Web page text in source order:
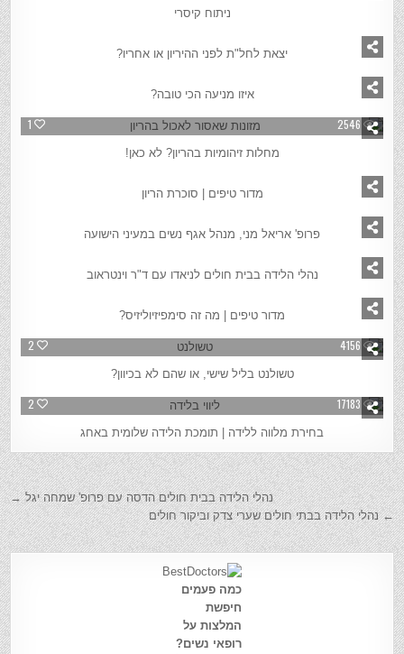
ניתוח קיסרי
יצאת לחל"ת לפני ההיריון או אחריו?
איזו מניעה הכי טובה?
1 2546
מחלות זיהומיות בהריון? לא כאן!
מדור טיפים | סוכרת הריון
פרופ' אריאל מני, מנהל אגף נשים במעיני הישועה
נהלי הלידה בבית חולים לניאדו עם ד"ר וינטראוב
מדור טיפים | מה זה סימפיזיוליזיס?
2 4156
טשולנט בליל שישי, או שהם לא בכיוון?
2 17183
בחירת מלווה ללידה | תומכת הלידה שלומית באחג
נהלי הלידה בבית חולים הדסה עם פרופ' שמחה יגל →
← נהלי הלידה בבתי חולים שערי צדק וביקור חולים
כמה פעמים
חיפשת
המלצות על
רופאי נשים?